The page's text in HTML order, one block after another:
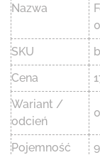
Nazwa
SKU
Cena
Wariant /
odcień
Pojemność